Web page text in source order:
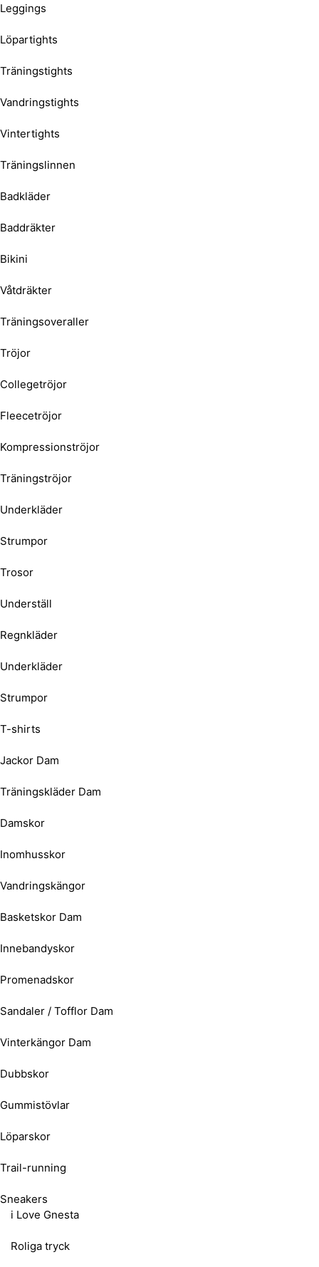
Leggings
Löpartights
Träningstights
Vandringstights
Vintertights
Träningslinnen
Badkläder
Baddräkter
Bikini
Våtdräkter
Träningsoveraller
Tröjor
Collegetröjor
Fleecetröjor
Kompressionströjor
Träningströjor
Underkläder
Strumpor
Trosor
Underställ
Regnkläder
Underkläder
Strumpor
T-shirts
Jackor Dam
Träningskläder Dam
Damskor
Inomhusskor
Vandringskängor
Basketskor Dam
Innebandyskor
Promenadskor
Sandaler / Tofflor Dam
Vinterkängor Dam
Dubbskor
Gummistövlar
Löparskor
Trail-running
Sneakers
i Love Gnesta
Roliga tryck